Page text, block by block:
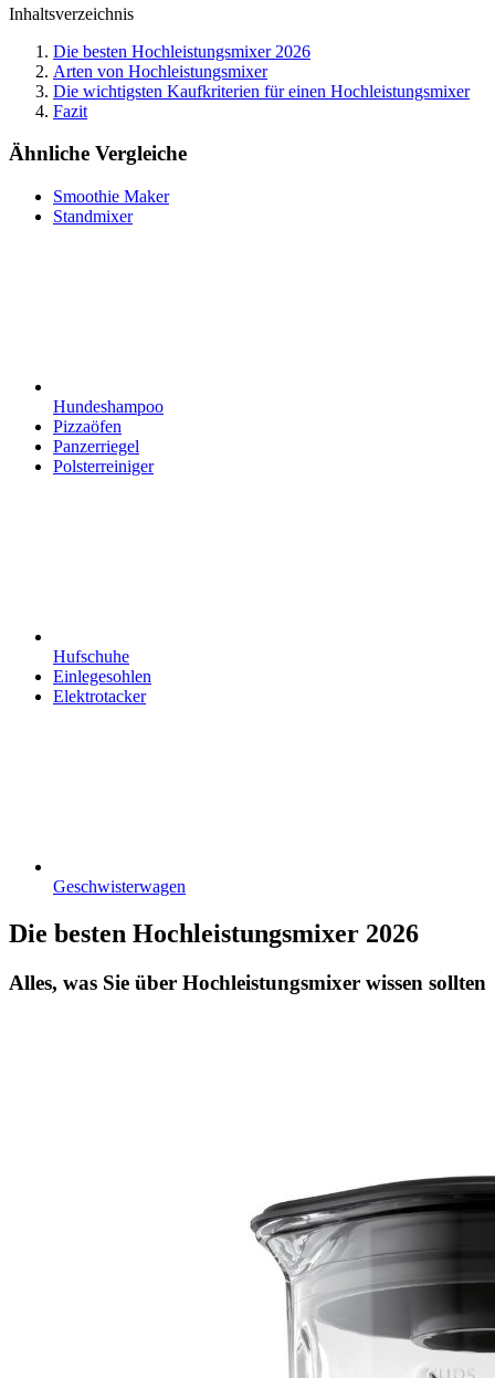
Inhaltsverzeichnis
Die besten Hochleistungsmixer 2026
Arten von Hochleistungsmixer
Die wichtigsten Kaufkriterien für einen Hochleistungsmixer
Fazit
Ähnliche Vergleiche
Smoothie Maker
Standmixer
Hundeshampoo
Pizzaöfen
Panzerriegel
Polsterreiniger
Hufschuhe
Einlegesohlen
Elektrotacker
Geschwisterwagen
Die besten Hochleistungsmixer 2026
Alles, was Sie über Hochleistungsmixer wissen sollten